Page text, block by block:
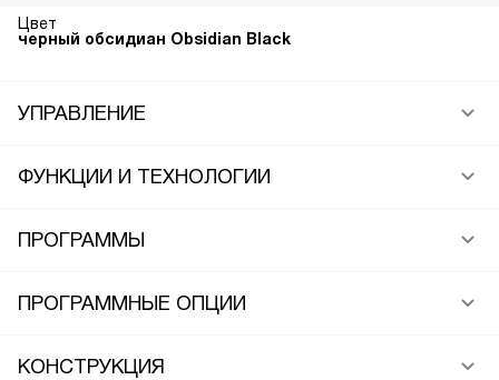
Цвет
черный обсидиан Obsidian Black
УПРАВЛЕНИЕ
ФУНКЦИИ И ТЕХНОЛОГИИ
ПРОГРАММЫ
ПРОГРАММНЫЕ ОПЦИИ
КОНСТРУКЦИЯ